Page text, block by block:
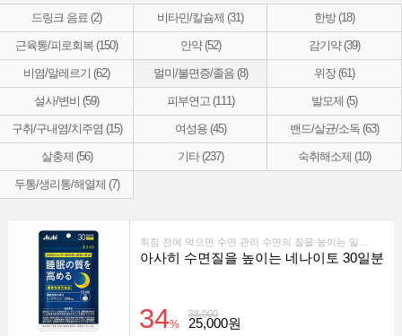
드링크 음료 (2) 비타민/칼슘제 (31) 한방 (18)
근육통/피로회복 (150) 안약 (52) 감기약 (39)
비염/알레르기 (62) 멀미/불면증/졸음 (8) 위장 (61)
설사/변비 (59) 피부연고 (111) 발모제 (5)
구취/구내염/치주염 (15) 여성용 (45) 밴드/살균/소독 (63)
살충제 (56) 기타 (237) 숙취해소제 (10)
두통/생리통/해열제 (7)
아사히 수면질을 높이는 네나이토 30일분
38,000
34% 25,000원